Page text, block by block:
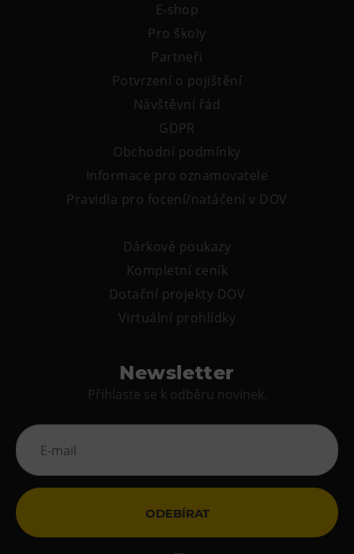
E-shop
Pro školy
Partneři
Potvrzení o pojištění
Návštěvní řád
GDPR
Obchodní podmínky
Informace pro oznamovatele
Pravidla pro focení/natáčení v DOV
Dárkové poukazy
Kompletní ceník
Dotační projekty DOV
Virtuální prohlídky
Newsletter
Přihlaste se k odběru novinek.
ODEBÍRAT